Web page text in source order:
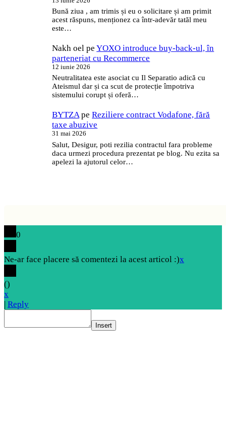
Bună ziua , am trimis și eu o solicitare și am primit
acest răspuns, menționez ca într-adevăr tatăl meu
este…
Nakh oel peYOXO introduce buy-back-ul, în
parteneriat cu Recommerce
12 iunie 2026
Neutralitatea este asociat cu Il Separatio adică cu
Ateismul dar și ca scut de protecție împotriva
sistemului corupt și oferă…
BYTZApeReziliere contract Vodafone, fără
taxe abuzive
31 mai 2026
Salut, Desigur, poti rezilia contractul fara probleme
daca urmezi procedura prezentat pe blog. Nu ezita sa
apelezi la ajutorul celor…
0
Ne-ar face placere să comentezi la acest articol :)x
()
x
Reply
Insert